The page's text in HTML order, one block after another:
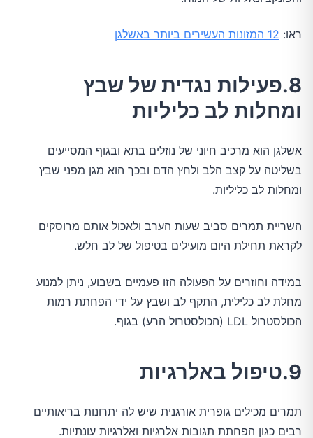
ראו: 12 המזונות העשירים ביותר באשלגן
8.פעילות נגדית של שבץ
ומחלות לב כליליות
אשלגן הוא מרכיב חיוני של נוזלים בתא ובגוף המסייעים
בשליטה על קצב הלב ולחץ הדם ובכך הוא מגן מפני שבץ
ומחלות לב כליליות.
השריית תמרים סביב שעות הערב ולאכול אותם מרוסקים
לקראת תחילת היום מועילים בטיפול של לב חלש.
במידה וחוזרים על הפעולה הזו פעמיים בשבוע, ניתן למנוע
מחלת לב כלילית, התקף לב ושבץ על ידי הפחתת רמות
הכולסטרול LDL (הכולסטרול הרע) בגוף.
9.טיפול באלרגיות
תמרים מכילים גופרית אורגנית שיש לה יתרונות בריאותיים
רבים כגון הפחתת תגובות אלרגיות ואלרגיות עונתיות.